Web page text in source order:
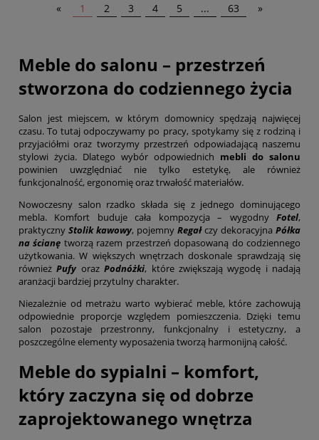
« 1 2 3 4 5 ... 63 »
Meble do salonu – przestrzeń
stworzona do codziennego życia
Salon jest miejscem, w którym domownicy spędzają najwięcej
czasu. To tutaj odpoczywamy po pracy, spotykamy się z rodziną i
przyjaciółmi oraz tworzymy przestrzeń odpowiadającą naszemu
stylowi życia. Dlatego wybór odpowiednich mebli do salonu
powinien uwzględniać nie tylko estetykę, ale również
funkcjonalność, ergonomię oraz trwałość materiałów.
Nowoczesny salon rzadko składa się z jednego dominującego
mebla. Komfort buduje cała kompozycja – wygodny Fotel,
praktyczny Stolik kawowy, pojemny Regałczy dekoracyjna Półka
na ścianę tworzą razem przestrzeń dopasowaną do codziennego
użytkowania. W większych wnętrzach doskonale sprawdzają się
równieżPufy orazPodnóżki, które zwiększają wygodę i nadają
aranżacji bardziej przytulny charakter.
Niezależnie od metrażu warto wybierać meble, które zachowują
odpowiednie proporcje względem pomieszczenia. Dzięki temu
salon pozostaje przestronny, funkcjonalny i estetyczny, a
poszczególne elementy wyposażenia tworzą harmonijną całość.
Meble do sypialni – komfort,
który zaczyna się od dobrze
zaprojektowanego wnętrza